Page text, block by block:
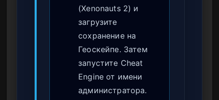
(Xenonauts 2) и
загрузите
сохранение на
Геоскейпе. Затем
запустите Cheat
Engine от имени
администратора.